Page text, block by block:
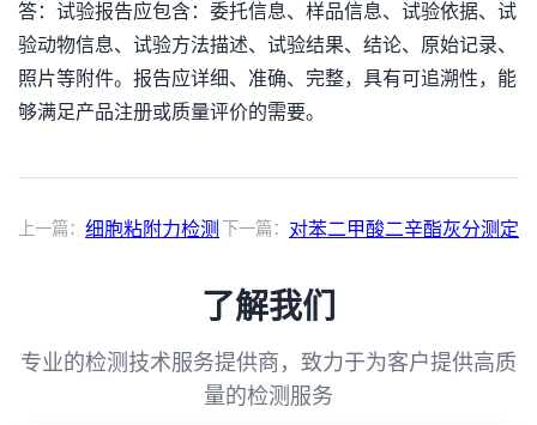
答：试验报告应包含：委托信息、样品信息、试验依据、试
验动物信息、试验方法描述、试验结果、结论、原始记录、
照片等附件。报告应详细、准确、完整，具有可追溯性，能
够满足产品注册或质量评价的需要。
上一篇： 细胞粘附力检测 下一篇： 对苯二甲酸二辛酯灰分测定
了解我们
专业的检测技术服务提供商，致力于为客户提供高质
量的检测服务